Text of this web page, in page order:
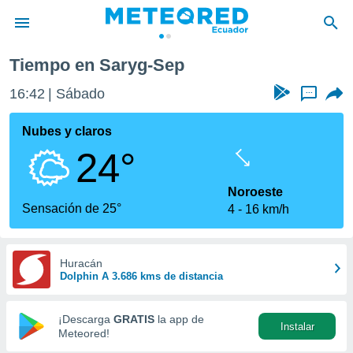
de
ha
calidad.
a este
las
y
forma
digital
basada
Tiempo en Saryg-Sep
16:42 Sábado ...
Nubes y claros
24°
Sensación de 25°
Noroeste
4
16 km/h
Huracán
Dolphin A 3.686 kms de distancia
¡Descarga GRATIS la app de
Meteored!
Instalar